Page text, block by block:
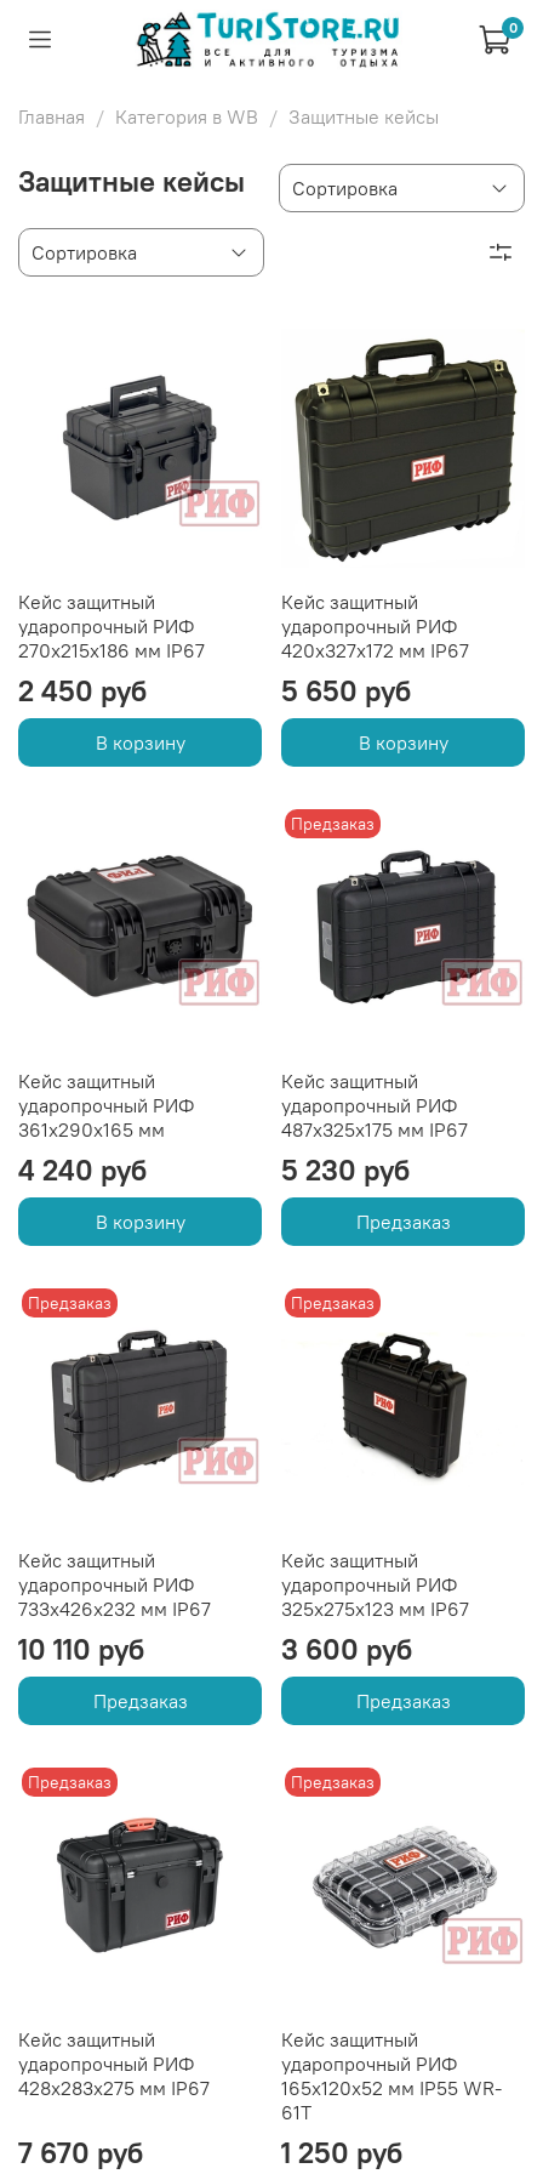
0
Главная Категория в WB Защитные кейсы
Защитные кейсы
Кейс защитный
ударопрочный РИФ
270x215x186 мм IP67
2 450 руб
В корзину
Кейс защитный
ударопрочный РИФ
420х327х172 мм IP67
5 650 руб
В корзину
Кейс защитный
ударопрочный РИФ
361x290x165 мм
4 240 руб
В корзину
Предзаказ
Кейс защитный
ударопрочный РИФ
487х325х175 мм IP67
5 230 руб
Предзаказ
Предзаказ
Кейс защитный
ударопрочный РИФ
733х426х232 мм IP67
10 110 руб
Предзаказ
Предзаказ
Кейс защитный
ударопрочный РИФ
325х275х123 мм IP67
3 600 руб
Предзаказ
Предзаказ
Кейс защитный
ударопрочный РИФ
428х283х275 мм IP67
7 670 руб
Предзаказ
Кейс защитный
ударопрочный РИФ
165х120х52 мм IP55 WR-
61T
1 250 руб